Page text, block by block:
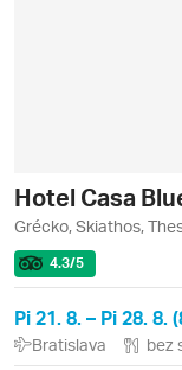
Hotel Casa
Grécko, Skiathos,
4.3/5
Pi 21. 8. – Pi 28. 8.
Bratislava bez